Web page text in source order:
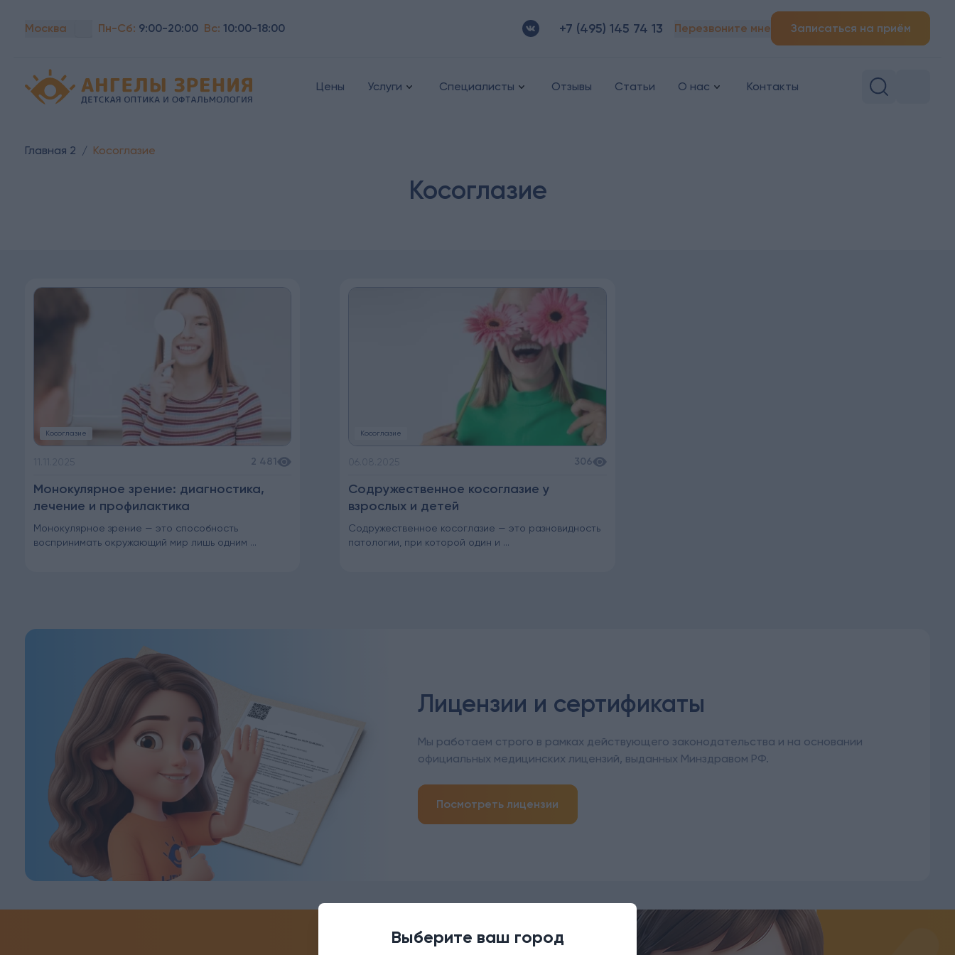
Москва Пн-Сб: 9:00-20:00 Вс: 10:00-18:00 +7 (495) 145 74 13 Перезвоните мне Записаться на приём
Детская офтальмология Ангелы зрения!
Цены
Услуги Специалисты Отзывы Статьи О нас Контакты
Главная 2 / Косоглазие
Косоглазие
Косоглазие
2 481
Монокулярное зрение: диагностика,
лечение и профилактика
Монокулярное зрение — это способность
воспринимать окружающий мир лишь одним ...
Косоглазие
306
Содружественное косоглазие у
взрослых и детей
Содружественное косоглазие — это разновидность
патологии, при которой один и ...
Лицензии и сертификаты
Мы работаем строго в рамках действующего законодательства и на основании
официальных медицинских лицензий, выданных Минздравом РФ.
Посмотреть лицензии
Выберите ваш город